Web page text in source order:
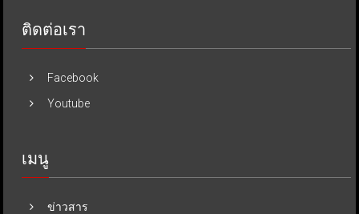
ติดต่อเรา
Facebook
Youtube
เมนู
ข่าวสาร